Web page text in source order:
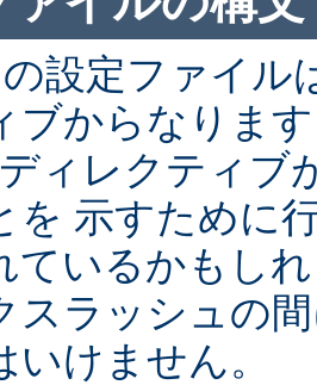
設定ファイル
ブからなりま
ィレクティブ
を 示すために
ているかもし
スラッシュの
いけません。